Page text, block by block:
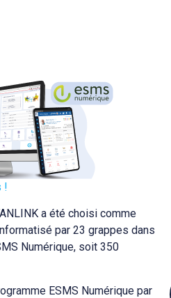
!
a été choisi comme
par 23 grappes dans
Numérique, soit 350
ESMS Numérique par